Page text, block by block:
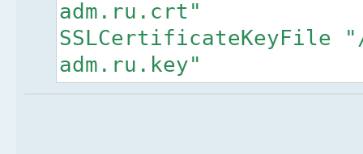
adm.ru.crt"
adm.ru.key"